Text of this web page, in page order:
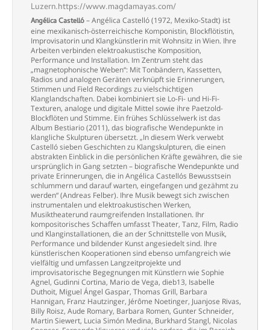
Luzern.https://www.magdamayas.com/
Angélica Castelló– Angélica Castelló (1972, Mexiko-Stadt) ist
eine mexikanisch-österreichische Komponistin, Blockflötistin,
Improvisatorin und Klangkünstlerin mit Wohnsitz in Wien. Ihre
Arbeiten verbinden elektroakustische Komposition,
Performance und Installation. Im Zentrum steht das
„magnetophonische Weben“: Mit Tonbändern, Kassetten,
Radios und analogen Geräten verknüpft sie Erinnerungen,
Stimmen und Field Recordings zu vielschichtigen
Klanglandschaften. Dabei kombiniert sie Lo-Fi- und Hi-Fi-
Texturen, analoge und digitale Mittel sowie ihre Paetzold-
Blockflöten und Stimme. Ein frühes Schlüsselwerk ist das
Album Bestiario (2011), das biografische Wendepunkte in
klangliche Skulpturen übersetzt. „In diesem Werk verwebt
Castelló sieben Geschichten zu Klangskulpturen, die einen
abstrakten Einblick in die persönlichen Kräfte gewähren, die sie
ursprünglich in Gang setzten – biografische Wendepunkte und
private Erinnerungen, die in Angélica Castellós Bewusstsein
schlummern und darauf warten, eingefangen und gezähmt zu
werden“ (Andreas Felber). Ihre Musik bewegt sich zwischen
instrumentalen und elektroakustischen Werken,
Musiktheaterund raumgreifenden Installationen. Ihr
kompositorisches Schaffen umfasst Theater, Tanz, Film, Radio
und Klanginstallationen, die an der Schnittstelle von Musik,
Performance und bildender Kunst angesiedelt sind. Ihre
künstlerischen Kooperationen sind ebenso umfangreich wie
vielfältig und umfassen Langzeitprojekte und
improvisatorische Begegnungen mit Künstlern wie Sophie
Agnel, Gudinni Cortina, Mario de Vega, dieb13, Isabelle
Duthoit, Miguel Ángel Gaspar, Thomas Grill, Barbara
Hannigan, Franz Hautzinger, Jérôme Noetinger, Juanjose Rivas,
Billy Roisz, Aude Romary, Barbara Romen, Gunter Schneider,
Martin Siewert, Lucia Simón Medina, Burkhard Stangl, Nicolas